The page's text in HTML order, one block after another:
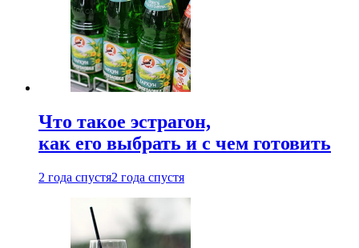
Что такое эстрагон,
как его выбрать и с чем готовить
2 года спустя2 года спустя